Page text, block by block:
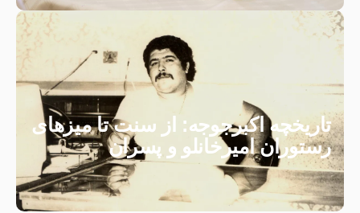
تاریخچه اکبرجوجه: از سنت تا میزهای
رستوران امیرخانلو و پسران